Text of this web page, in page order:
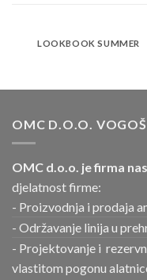
LOOKBOOK SUMMER
OMC D.O.O.
OMC d.o.o. je firma
djelatnost firme:
- Proizvodnja i prodaja
- Održavanje linija u
- Projektovanje i
vlastitom pogonu